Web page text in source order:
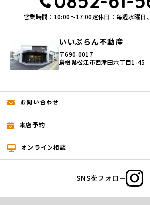
(2) 不動産についてのサービスのアフターサービス
(3) 不動産についてのサービスのお知らせ・ＰＲ、
(5) その他上記(1)から(4)に附随する業務の実施
なお、当社は、サイト管理会社が提供するサービ
いて管理されることとなります。
サイト管理会社は、そのサービスの改善・向上を
方の宛先情報を除く）を利用します。
ライバシーに配慮した個人情報の取り扱いをする
づけております。
4．お客様情報の第三者への開示・提供
営業時間：10:00〜17:00定休日：毎週水曜日
いいぷらん不動産
〒690-0017
島根県松江市西津田六丁目1-45
お問い合わせ
来店予約
オンライン相談
SNSをフォロー